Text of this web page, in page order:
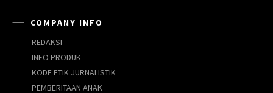
COMPANY INFO
REDAKSI
INFO PRODUK
KODE ETIK JURNALISTIK
PEMBERITAAN ANAK